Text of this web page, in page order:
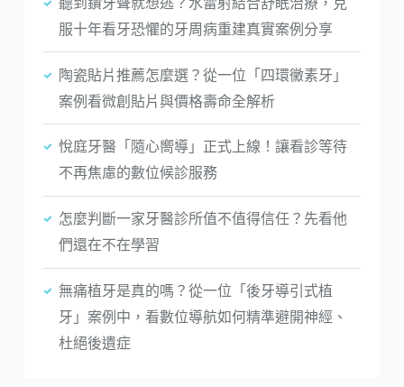
服十年看牙恐懼的牙周病重建真實案例分享
陶瓷貼片推薦怎麼選？從一位「四環黴素牙」
案例看微創貼片與價格壽命全解析
悅庭牙醫「隨心嚮導」正式上線！讓看診等待
不再焦慮的數位候診服務
怎麼判斷一家牙醫診所值不值得信任？先看他
們還在不在學習
無痛植牙是真的嗎？從一位「後牙導引式植
牙」案例中，看數位導航如何精準避開神經、
杜絕後遺症